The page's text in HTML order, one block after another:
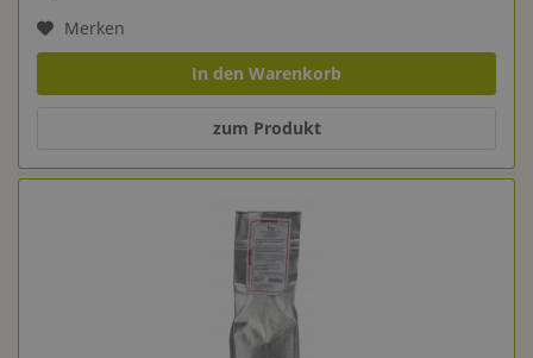
Merken
In den Warenkorb
zum Produkt